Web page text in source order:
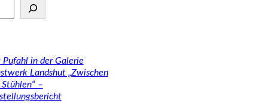
Pufahl in der Galerie
Landshut „Zwischen
–